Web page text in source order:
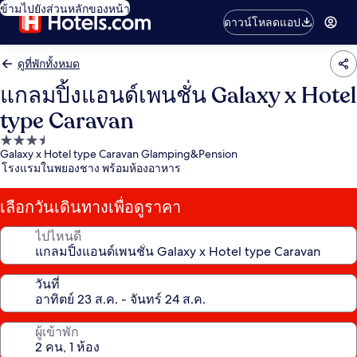
ข้ามไปยังส่วนหลักของหน้า
ดาวน์โหลดแอป
ดูที่พักทั้งหมด
แกลมปิ้งแอนด์เพนชั่น Galaxy x Hotel
type Caravan
ที่พัก
3.5
Galaxy x Hotel type Caravan Glamping&Pension
โรงแรมในพยองชาง พร้อมห้องอาหาร
เลือกวันเดินทางเพื่อดูราคา
ไปไหนดี
วันที่
ผู้เข้าพัก